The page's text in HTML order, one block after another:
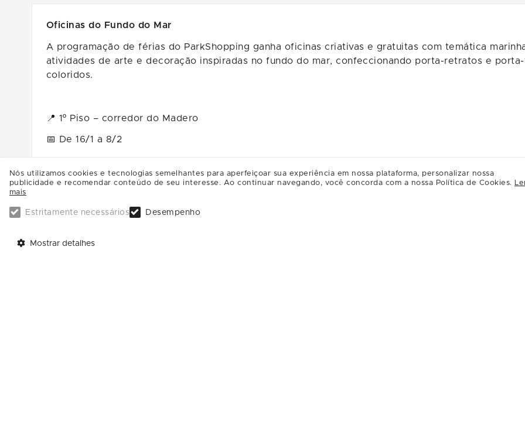
Oficinas do Fundo do Mar
A programação de férias do ParkShopping ganha oficinas criativas e gratuitas com temática
atividades de arte e decoração inspiradas no fundo do mar, confeccionando porta-retratos e
coloridos.
📍 1º Piso – corredor do Madero
📅 De 16/1 a 8/2
crianças, entre 3 e 14 anos. A participação da criança pode ocorrer com ou sem o
Nós utilizamos cookies e tecnologias semelhantes para aperfeiçoar sua experiência em nossa plataforma, personalizar nossa
publicidade e recomendar conteúdo de seu interesse. Ao continuar navegando, você concorda com a nossa Política de Cookies.
mais
Estritamente necessários Desempenho
Mostrar detalhes